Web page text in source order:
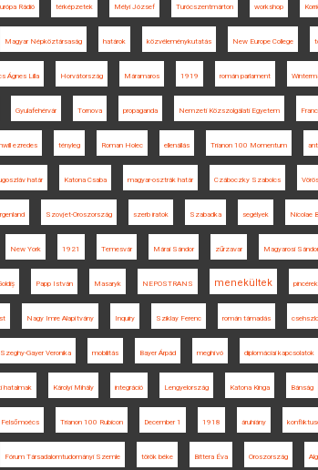
Rádió térképzetek Mélyi József Turócszentmárton workshop
Magyar Népköztársaság határok közvéleménykutatás New Europe College
Ágnes Lilla Horvátország Máramaros 1919 román parlament
Gyulafehérvár Tornova propaganda Nemzeti Közszolgálati Egyetem
ezredes tényleg Roman Holec ellenállás Trianon 100 Momentum
határ Katona Csaba magyar-osztrák határ Czáboczky Szabolcs
Szovjet-Oroszország szerb iratok Szabadka segélyek Nicolae
New York 1921 Temesvár Márai Sándor zűrzavar Magyarosi Sándor
Papp István Masaryk NEPOSTRANS menekültek pincérek
Nagy Imre Alapítvány Inquiry Sziklay Ferenc román támadás
Szeghy-Gayer Veronika mobilitás Bayer Árpád meghívó diplomáciai kapcsolatok
hatalmak Károlyi Mihály integráció Lengyelország Katona Kinga Bánság
Felsőmoécs Trianon 100 Rubicon December 1 1918 áruhiány
Fórum Társadalomtudományi Szemle török béke Bittera Éva Oroszország